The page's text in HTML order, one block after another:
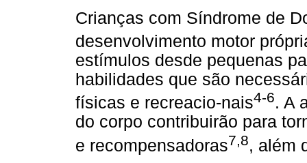
Crianças com Síndrome de
desenvolvimento motor
estímulos desde pequenas
habilidades que são
físicas e recreacio-nais4-6. A
do corpo contribuirão para
e recompensadoras7,8, além